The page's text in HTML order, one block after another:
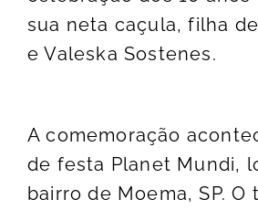
sua neta caçula, filha
e Valeska Sostenes.
A comemoração
de festa Planet Mundi,
bairro de Moema, SP. O